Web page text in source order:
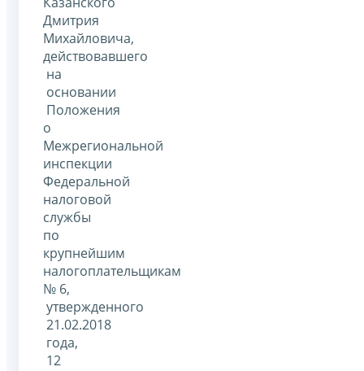
Дмитрия
Михайловича,
действовавшего
на
основании
Положения
о
Межрегиональной
инспекции
Федеральной
налоговой
службы
по
крупнейшим
налогоплательщикам
№ 6,
утвержденного
21.02.2018
года,
12